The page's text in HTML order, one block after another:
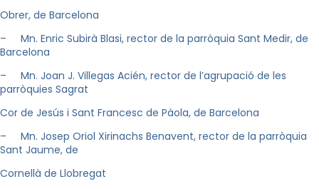
Obrer, de Barcelona
– Mn. Enric Subirà Blasi, rector de la parròquia Sant Medir, de
Barcelona
– Mn. Joan J. Villegas Acién, rector de l’agrupació de les
parròquies Sagrat
Cor de Jesús i Sant Francesc de Pàola, de Barcelona
– Mn. Josep Oriol Xirinachs Benavent, rector de la parròquia
Sant Jaume, de
Cornellà de Llobregat